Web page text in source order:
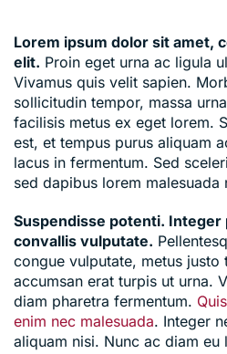
Lorem ipsum dolor sit amet,
elit. Proin eget urna ac ligula
Vivamus quis velit sapien.
sollicitudin tempor, massa
facilisis metus ex eget lorem.
est, et tempus purus aliquam
lacus in fermentum. Sed
sed dapibus lorem malesuada
Suspendisse potenti. Integer
convallis vulputate.
congue vulputate, metus justo
accumsan erat turpis ut urna.
diam pharetra fermentum.
enim nec malesuada. Integer
aliquam nisi. Nunc ac diam eu